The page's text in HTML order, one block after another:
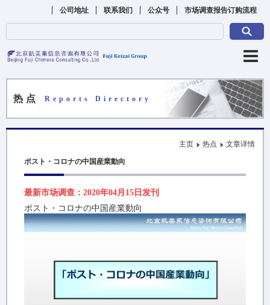
公司地址 联系我们 公众号 市场调查报告订购流程
热点 Reports Directory
主页 热点 文章详情
ポスト・コロナの中国産業動向
最新市场调查：2020年04月15日发刊
ポスト・コロナの中国産業動向